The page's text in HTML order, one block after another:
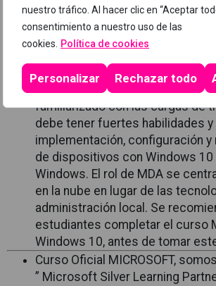
nuestro tráfico. Al hacer clic en “Aceptar
consentimiento a nuestro uso de las
cookies.
Política de cookies
Personalizar Rechazar todo
El Modern Desktop
familiarizado con las cargas de
debe tener fuertes habilidades y
implementación, configuración
de dispositivos con Windows 10
Windows. El rol de MDA se
en la nube en lugar de las
administración local. Se
estudiantes completar el curso
Windows 10, antes de tomar
Curso Oficial MICROSOFT, somos
” Microsoft Silver Learning